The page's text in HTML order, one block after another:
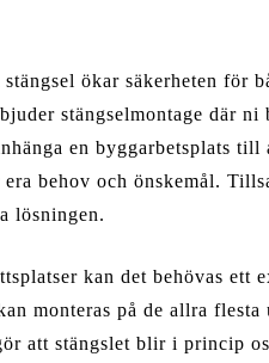
ökar säkerheten för
stängselmontage där ni
en byggarbetsplats till
behov och önskemål.
lösningen.
kan det behövas ett
monteras på de allra
att stängslet blir i princip